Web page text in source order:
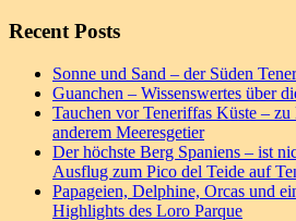
Recent Posts
Sonne und Sand – der Süden
Guanchen – Wissenswertes über
Tauchen vor Teneriffas Küste –
anderem Meeresgetier
Der höchste Berg Spaniens – ist
Ausflug zum Pico del Teide auf
Papageien, Delphine, Orcas und
Highlights des Loro Parque